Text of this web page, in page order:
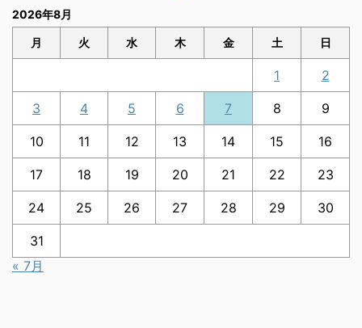
2026年8月
月 火 水 木 金 土 日
1 2
3 4 5 6 7 8 9
10 11 12 13 14 15 16
17 18 19 20 21 22 23
24 25 26 27 28 29 30
31
« 7月